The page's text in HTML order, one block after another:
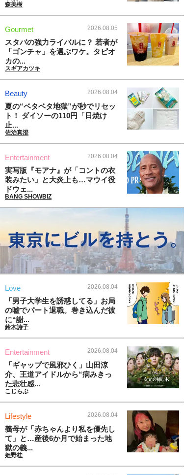
森美樹
Gourmet 2026.08.05
スタバの強力ライバルに？ 若者が
「ゴンチャ」を選ぶワケ。タピオ
カの...
スギアカツキ
Beauty 2026.08.04
夏の“ベタベタ地獄”が秒でリセッ
ト！ ダイソーの110円「日焼け
止...
佐治真澄
Entertainment 2026.08.04
実写版『モアナ』が「コントの衣
装みたい」と大炎上も…マウイ役
ドウェ...
BANG SHOWBIZ
Love 2026.08.04
「男子大学生を誘惑してる」お局
の嘘でパート退職。巻き込んだ彼
に“謝...
鈴木詩子
Entertainment 2026.08.04
「ギャップで風邪ひく」山田涼
介、王道アイドルから“病みきっ
た悲壮感...
こじらぶ
Lifestyle 2026.08.04
義母が「赤ちゃんより私を優先し
て」と…産後6か月で始まった地
獄の義...
姫野桂